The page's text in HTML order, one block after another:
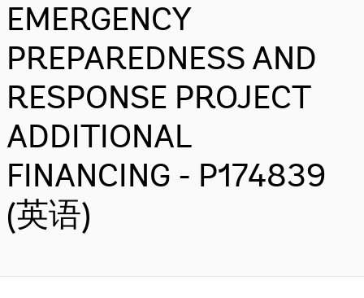
EMERGENCY
PREPAREDNESS AND
RESPONSE PROJECT
ADDITIONAL
FINANCING - P174839
(英语)